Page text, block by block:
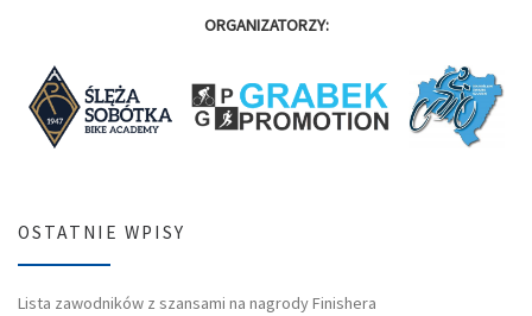
ORGANIZATORZY:
OSTATNIE WPISY
Lista zawodników z szansami na nagrody Finishera